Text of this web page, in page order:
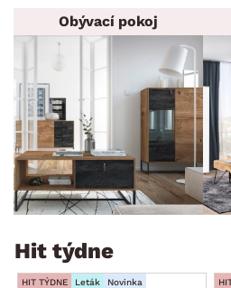
Obývací pokoj
Hit týdne
HIT TÝDNE Leták Novinka